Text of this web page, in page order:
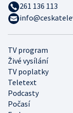
TV program
Živé vysílání
TV poplatky
Teletext
Podcasty
Počasí
261 136 113